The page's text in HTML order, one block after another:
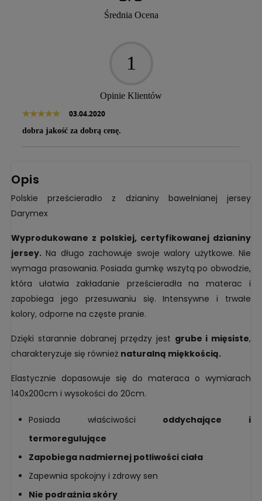
Średnia Ocena
1
Opinie Klientów
03.04.2020
dobra jakość za dobrą cenę.
Opis
Polskie prześcieradło z dzianiny bawełnianej jersey
Darymex
Wyprodukowane z polskiej, certyfikowanej dzianiny
jersey. Na długo zachowuje swoje walory użytkowe. Nie
wymaga prasowania. Posiada gumkę wszytą po obwodzie,
która ułatwia zakładanie prześcieradła na materac i
zapobiega jego przesuwaniu się. Intensywne i trwałe
kolory, odporne na częste pranie.
Dzięki starannie dobranej przędzy jest grube i mięsiste,
charakteryzuje się również naturalną miękkością.
Elastycznie dopasowuje się do materaca o wymiarach
140x200cm i wysokości do 20cm.
Posiada właściwości oddychające i
termoregulujące
Zapobiega nadmiernej potliwości ciała
Zapewnia spokojny i zdrowy sen
Nie podrażnia skóry